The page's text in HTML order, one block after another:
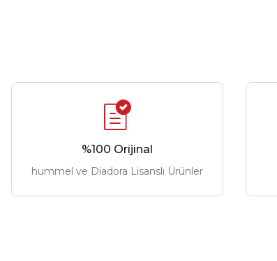
%100 Orijinal
hummel ve Diadora Lisanslı Ürünler